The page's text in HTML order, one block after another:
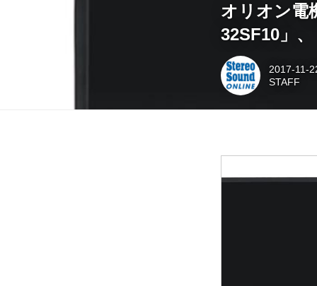
オリオン電
32SF10」
2017-11-
STAFF